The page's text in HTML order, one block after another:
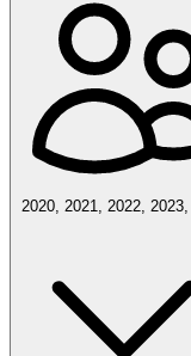
2020, 2021, 2022,